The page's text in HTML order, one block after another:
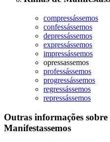
compressássemos
confessássemos
depressássemos
expressássemos
impressássemos
opressassemos
professássemos
progressássemos
regressássemos
repressássemos
Outras informações sobre
Manifestassemos